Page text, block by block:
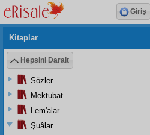
Kitaplar
Hepsini Daralt
Sözler
Mektubat
Lem'alar
Şuâlar
Giriş